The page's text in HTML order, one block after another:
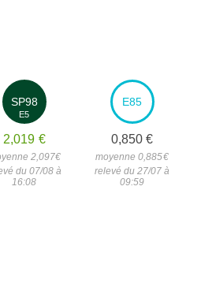
SP98
E5
2,019 €
2,097€
du 07/08 à
16:08
E85
0,850 €
moyenne 0,885€
relevé du 27/07 à
09:59